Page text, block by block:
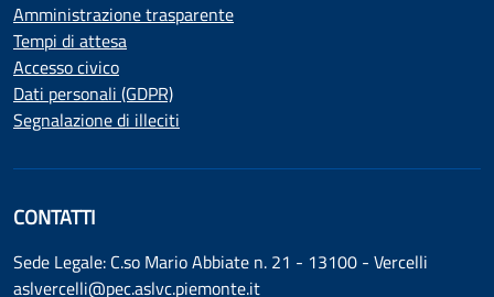
Amministrazione trasparente
Tempi di attesa
Accesso civico
Dati personali (GDPR)
Segnalazione di illeciti
CONTATTI
Sede Legale: C.so Mario Abbiate n. 21 - 13100 - Vercelli
aslvercelli@pec.aslvc.piemonte.it